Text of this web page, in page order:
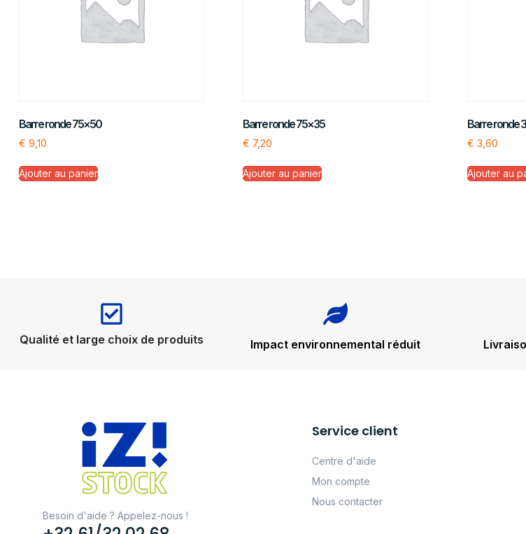
Barre ronde 75×50
€ 9,10
Ajouter au panier
Barre ronde 75×35
€ 7,20
Ajouter au panier
Barre ronde
€ 3,60
Ajouter au
Qualité et large choix de produits Impact environnemental réduit
Besoin d'aide ? Appelez-nous !
Service client
Centre d'aide
Mon compte
Nous contacter